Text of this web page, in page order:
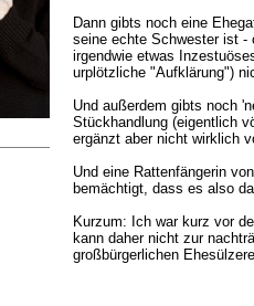
Dann gibts noch eine
seine echte Schwester ist -
irgendwie etwas
urplötzliche "Aufklärung")
Und außerdem gibts noch
Stückhandlung (eigentlich
ergänzt aber nicht wirklich
Und eine Rattenfängerin
bemächtigt, dass es also
Kurzum: Ich war kurz vor
kann daher nicht zur
großbürgerlichen